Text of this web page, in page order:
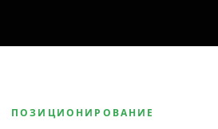
ПОЗИЦИОНИРОВАНИЕ